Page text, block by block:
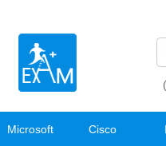
Microsoft Cisco